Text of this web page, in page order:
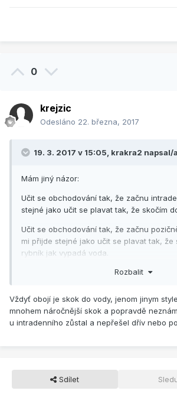
0
krejzic
Odesláno 22. března, 2017
19. 3. 2017 v 15:05, krakra2 napsal/
Mám jiný názor:
Učit se obchodování tak, že začnu
stejné jako učit se plavat tak, že skočím
Učit se obchodování tak, že začnu
mi přijde stejné jako učit se plavat tak, že
rybník jak vypadá voda.
Rozbalit
Vždyť obojí je skok do vody, jenom jinym
mnohem náročnější skok a popravdě
u intradenního zůstal a nepřešel dřív nebo
Sdílet